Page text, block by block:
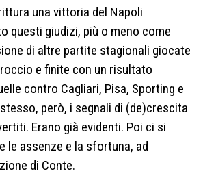
una vittoria del Napoli
questi giudizi, più o meno come
di altre partite stagionali giocate
e finite con un risultato
contro Cagliari, Pisa, Sporting e
però, i segnali di (de)crescita
Erano già evidenti. Poi ci si
le assenze e la sfortuna, ad
di Conte.